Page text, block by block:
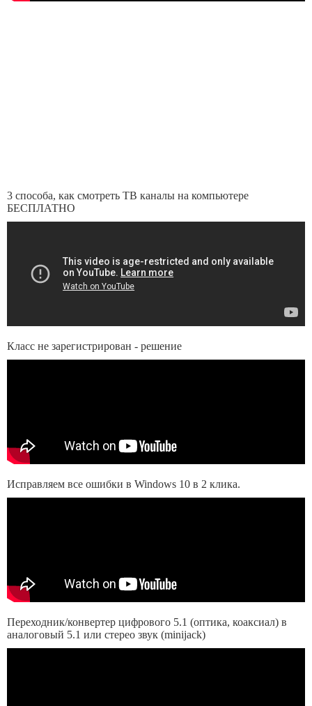
3 способа, как смотреть ТВ каналы на компьютере
БЕСПЛАТНО
Класс не зарегистрирован - решение
Исправляем все ошибки в Windows 10 в 2 клика.
Переходник/конвертер цифрового 5.1 (оптика, коаксиал) в
аналоговый 5.1 или стерео звук (minijack)